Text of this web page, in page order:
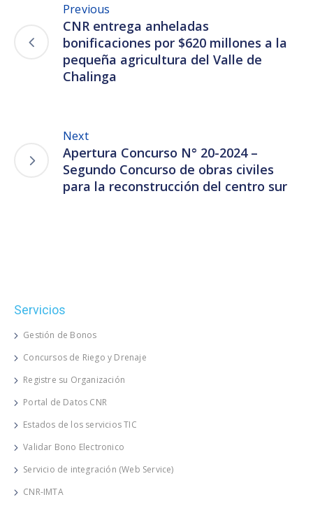
Previous
CNR entrega anheladas
bonificaciones por $620 millones a la
pequeña agricultura del Valle de
Chalinga
Next
Apertura Concurso N° 20-2024 –
Segundo Concurso de obras civiles
para la reconstrucción del centro sur
Servicios
Gestión de Bonos
Concursos de Riego y Drenaje
Registre su Organización
Portal de Datos CNR
Estados de los servicios TIC
Validar Bono Electronico
Servicio de integración (Web Service)
CNR-IMTA